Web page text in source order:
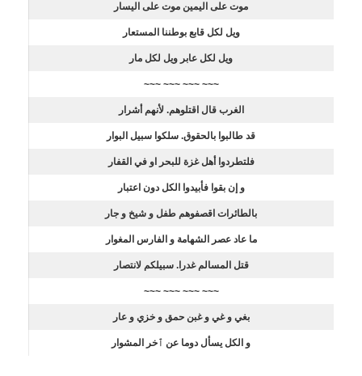
موت على اليمين موت على اليسار
ويل لكل قابع بوطننا المستعار
ويل لكل عابر ويل لكل مار
~~~ ~~~ ~~~ ~~~
الغرب قال اقتلوهم. لأنهم أشرار
قد طالبوا بالحقوق. سلكوا سبيل البوار
فلتطردوا أهل غزة للبحر او في القفار
و إن بقوا فأبيدوا الكل دون اعتبار
بالطائرات اقصفوهم طفل و شيخ و جار
ما عاد عصر الشهامة و الفارس المغوار
قتل المسالم غدرا. سبيلكم لانتصار
~~~ ~~~ ~~~ ~~~
بغي و غي و غبن حمق و خزي و عار
و الكل يسأل دوما عن ٱخر المشوار